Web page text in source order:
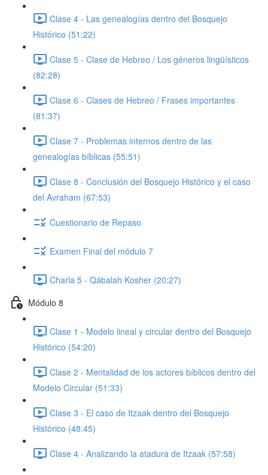
Clase 4 - Las genealogías dentro del Bosquejo
Histórico (51:22)
Clase 5 - Clase de Hebreo / Los géneros lingüísticos
(82:28)
Clase 6 - Clases de Hebreo / Frases importantes
(81:37)
Clase 7 - Problemas internos dentro de las
genealogías bíblicas (55:51)
Clase 8 - Conclusión del Bosquejo Histórico y el caso
del Avraham (67:53)
Cuestionario de Repaso
Examen Final del módulo 7
Charla 5 - Qábalah Kosher (20:27)
Módulo 8
Clase 1 - Modelo lineal y circular dentro del Bosquejo
Histórico (54:20)
Clase 2 - Mentalidad de los actores bíblicos dentro del
Modelo Circular (51:33)
Clase 3 - El caso de Itzaak dentro del Bosquejo
Histórico (48:45)
Clase 4 - Analizando la atadura de Itzaak (57:58)